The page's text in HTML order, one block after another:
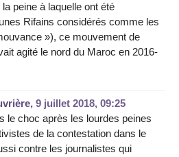
peine à laquelle ont été
Rifains considérés comme les
»), ce mouvement de
agité le nord du Maroc en 2016-
9 juillet 2018, 09:25
le choc après les lourdes peines
de la contestation dans le
contre les journalistes qui